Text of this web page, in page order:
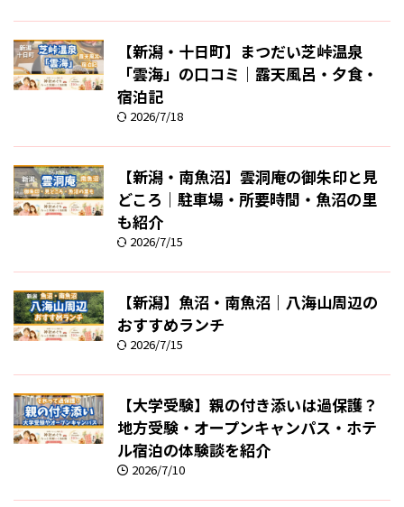
【新潟・十日町】まつだい芝峠温泉
「雲海」の口コミ｜露天風呂・夕食・
宿泊記
2026/7/18
【新潟・南魚沼】雲洞庵の御朱印と見
どころ｜駐車場・所要時間・魚沼の里
も紹介
2026/7/15
【新潟】魚沼・南魚沼｜八海山周辺の
おすすめランチ
2026/7/15
【大学受験】親の付き添いは過保護？
地方受験・オープンキャンパス・ホテ
ル宿泊の体験談を紹介
2026/7/10